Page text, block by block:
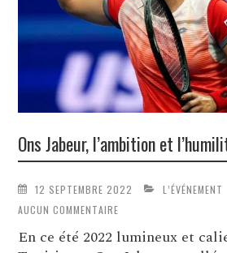
Ons Jabeur, l’ambition et
12 SEPTEMBRE 2022
L’ÉVÉNEMENT
AUCUN COMMENTAIRE
En ce été 2022 lumineux et